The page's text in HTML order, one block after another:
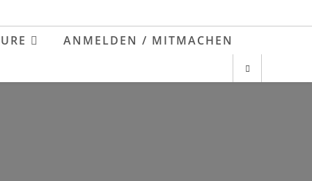
ANMELDEN / MITMACHEN